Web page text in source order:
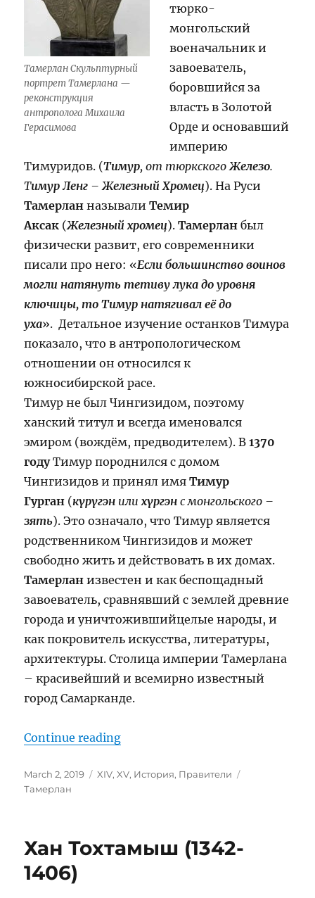
Тамерлан Скульптурный
портрет Тамерлана —
реконструкция
антрополога Михаила
Герасимова
тюрко-
монгольский
военачальник и
завоеватель,
боровшийся за
власть в Золотой
Орде и основавший
империю
Тимуридов. (Тимур, от тюркскогоЖелезо.
Тимур Ленг –Железный Хромец). На Руси
Тамерлан называлиТемир
Аксак (Железный хромец).Тамерлан был
физически развит, его современники
писали про него: «Если большинство воинов
могли натянуть тетиву лука до уровня
ключицы, то Тимур натягивал её до
уха». Детальное изучение останков Тимура
показало, что в антропологическом
отношении он относился к
южносибирской расе.
Тимур не был Чингизидом, поэтому
ханский титул и всегда именовался
эмиром (вождём, предводителем). В1370
годуТимур породнился с домом
Чингизидов и принял имяТимур
Гурган (күрүгэн илихүргэн смонгольского –
зять). Это означало, что Тимур является
родственником Чингизидов и может
свободно жить и действовать в их домах.
Тамерлан известен и как беспощадный
завоеватель, сравнявший с землей древние
города и уничтожившийцелые народы, и
как покровитель искусства, литературы,
архитектуры. Столица империи Тамерлана
– красивейший и всемирно известный
город Самарканде.
Continue reading“Тамерлан (1336 – 1405)”
Posted
on
March 2, 2019 Categories
XIV,XV, История, Правители
Тамерлан
Хан Тохтамыш (1342-
1406)